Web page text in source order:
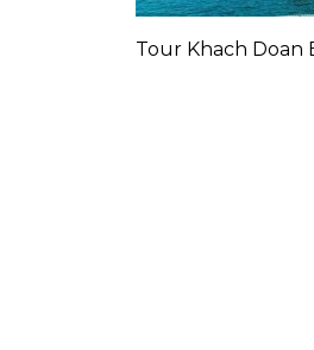
Tour Khach Doan